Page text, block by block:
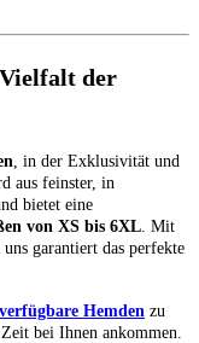
der
, in der Exklusivität und
aus feinster, in
bietet eine
von XS bis 6XL . Mit
garantiert das perfekte
Hemden zu
bei Ihnen ankommen.